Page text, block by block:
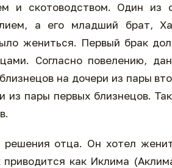
и скотоводством. Один из
а его младший брат,
жениться. Первый брак
Согласно повелению,
на дочери из пары
из пары первых близнецов.
отца. Он хотел
как Иклима